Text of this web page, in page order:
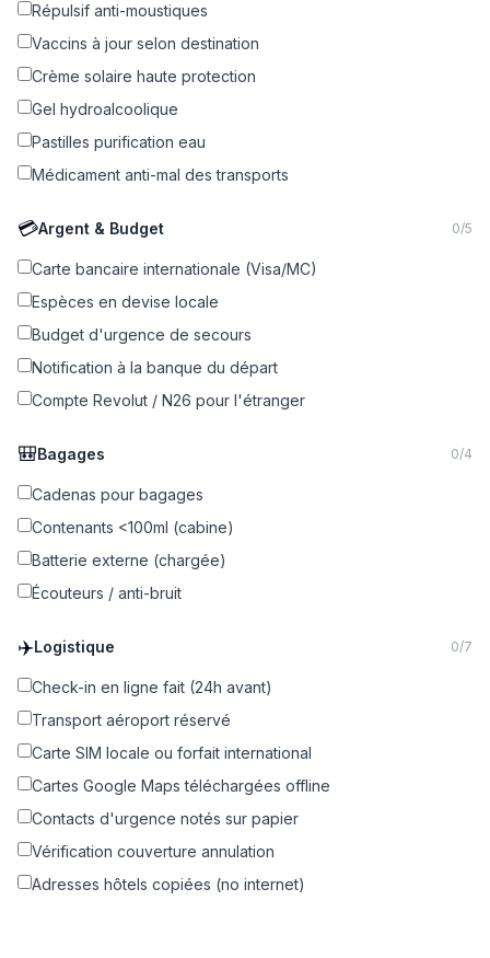
Répulsif anti-moustiques
Vaccins à jour selon destination
Crème solaire haute protection
Gel hydroalcoolique
Pastilles purification eau
Médicament anti-mal des transports
💳Argent & Budget 0/5
Carte bancaire internationale (Visa/MC)
Espèces en devise locale
Budget d'urgence de secours
Notification à la banque du départ
Compte Revolut / N26 pour l'étranger
🎒Bagages 0/4
Cadenas pour bagages
Contenants <100ml (cabine)
Batterie externe (chargée)
Écouteurs / anti-bruit
✈️Logistique 0/7
Check-in en ligne fait (24h avant)
Transport aéroport réservé
Carte SIM locale ou forfait international
Cartes Google Maps téléchargées offline
Contacts d'urgence notés sur papier
Vérification couverture annulation
Adresses hôtels copiées (no internet)